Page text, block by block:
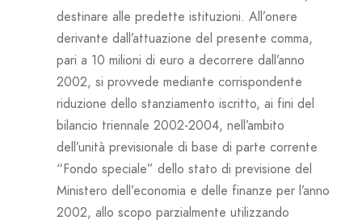
destinare alle predette istituzioni. All’onere
derivante dall’attuazione del presente comma,
pari a 10 milioni di euro a decorrere dall’anno
2002, si provvede mediante corrispondente
riduzione dello stanziamento iscritto, ai fini del
bilancio triennale 2002-2004, nell’ambito
dell’unità previsionale di base di parte corrente
“Fondo speciale” dello stato di previsione del
Ministero dell’economia e delle finanze per l’anno
2002, allo scopo parzialmente utilizzando